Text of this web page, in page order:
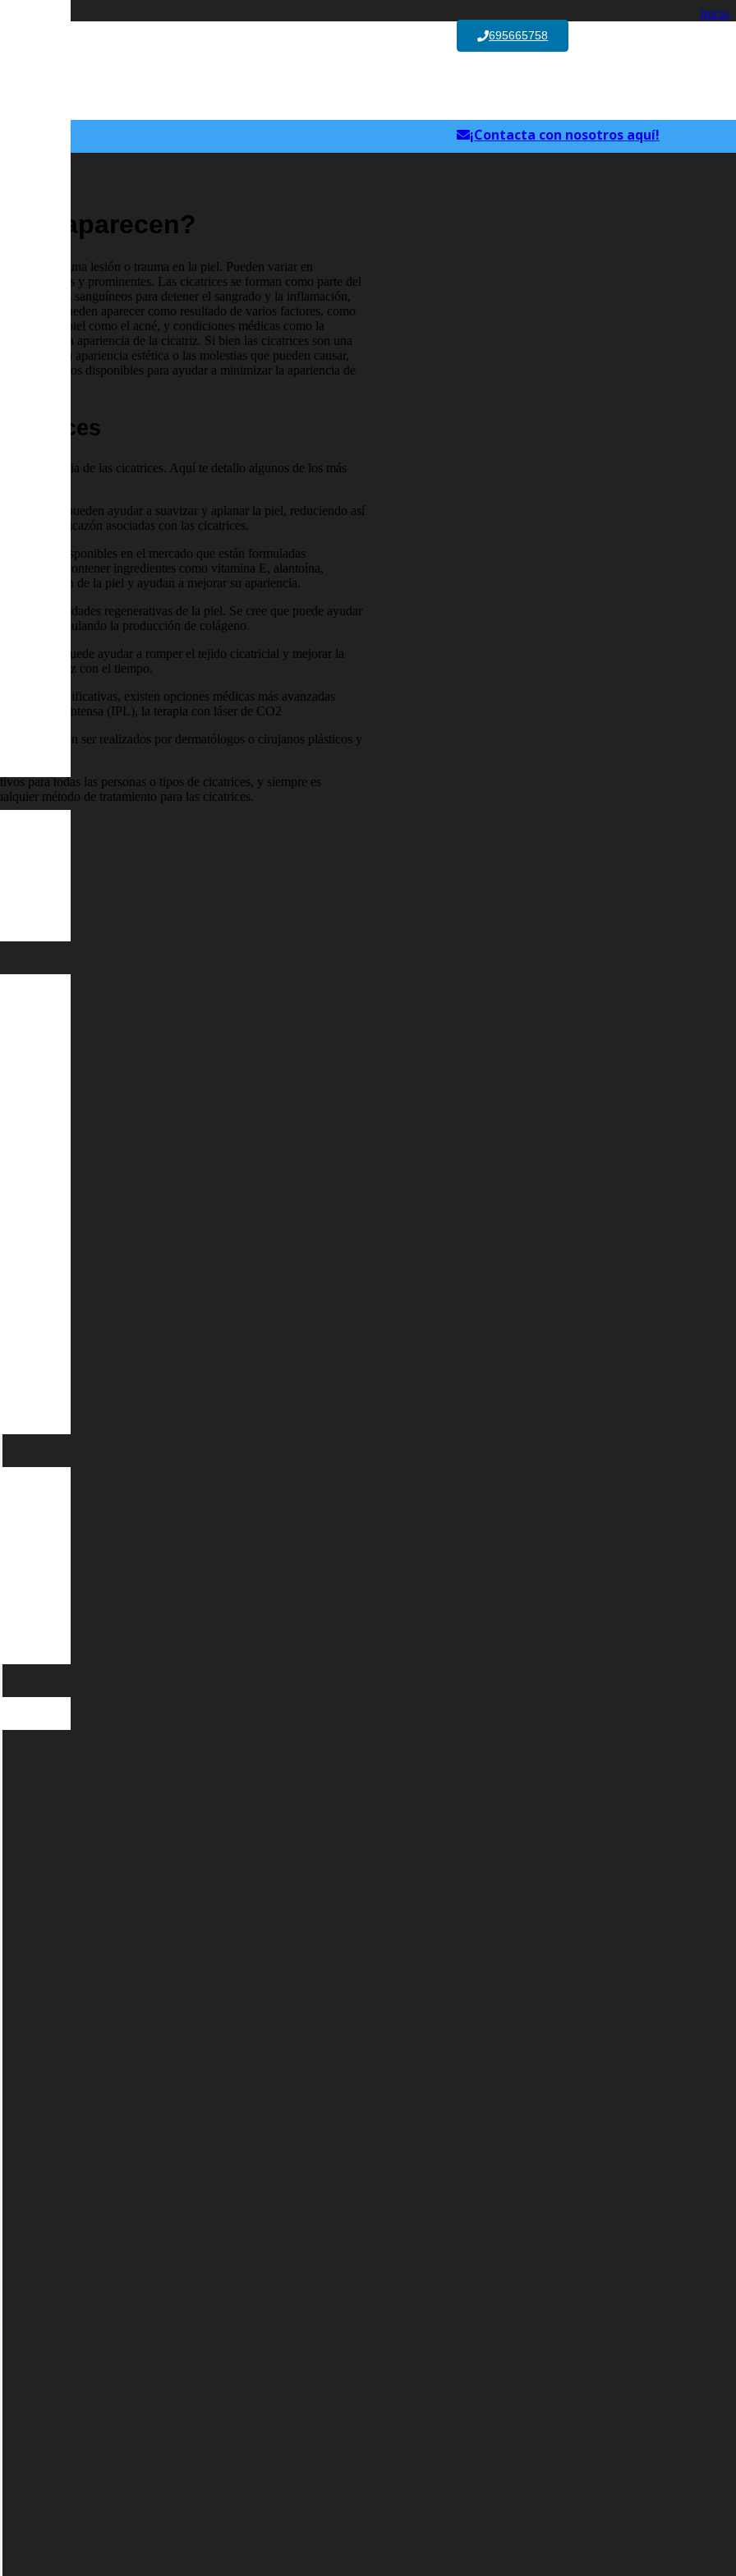
695665758
¡Contacta con nosotros aquí!
Inicio
aparecen?
de una lesión o trauma en la piel. Pueden variar en
más grandes y prominentes. Las cicatrices se forman como parte del
coágulos sanguíneos para detener el sangrado y la inflamación,
pueden aparecer como resultado de varios factores, como
de la piel como el acné, y condiciones médicas como la
influir en la apariencia de la cicatriz. Si bien las cicatrices son una
su apariencia estética o las molestias que pueden causar,
tratamientos disponibles para ayudar a minimizar la apariencia de
la apariencia de las cicatrices. Aquí te detallo algunos de los más
cicatriz y pueden ayudar a suavizar y aplanar la piel, reduciendo así
y la picazón asociadas con las cicatrices.
pomadas disponibles en el mercado que están formuladas
suelen contener ingredientes como vitamina E, alantoína,
cicatrización de la piel y ayudan a mejorar su apariencia.
sus propiedades regenerativas de la piel. Se cree que puede ayudar
y estimulando la producción de colágeno.
suaves puede ayudar a romper el tejido cicatricial y mejorar la
la cicatriz con el tiempo.
significativas, existen opciones médicas más avanzadas
pulsada intensa (IPL), la terapia con láser de CO2
suelen ser realizados por dermatólogos o cirujanos plásticos y
para todas las personas o tipos de cicatrices, y siempre es
método de tratamiento para las cicatrices.